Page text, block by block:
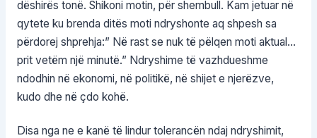
dëshirës tonë. Shikoni motin, për shembull. Kam jetuar në
qytete ku brenda ditës moti ndryshonte aq shpesh sa
përdorej shprehja:” Në rast se nuk të pëlqen moti aktual…
prit vetëm një minutë.” Ndryshime të vazhdueshme
ndodhin në ekonomi, në politikë, në shijet e njerëzve,
kudo dhe në çdo kohë.
Disa nga ne e kanë të lindur tolerancën ndaj ndryshimit,